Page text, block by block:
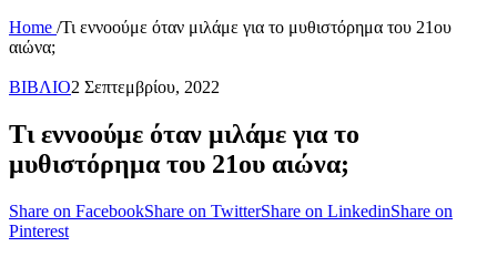
Home /Τι εννοούμε όταν μιλάμε για το μυθιστόρημα του 21ου
αιώνα;
ΒΙΒΛΙΟ2 Σεπτεμβρίου, 2022
Τι εννοούμε όταν μιλάμε για το
μυθιστόρημα του 21ου αιώνα;
Share on FacebookShare on TwitterShare on LinkedinShare on
Pinterest